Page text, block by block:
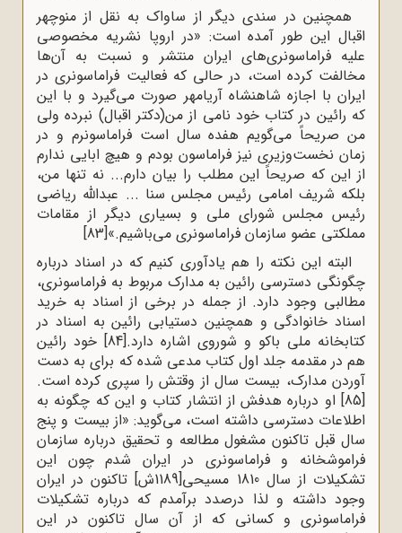
همچنین در سندی دیگر از ساواک به نقل از منوچهر
اقبال این طور آمده است: «در اروپا نشریه مخصوصی
علیه فراماسونری‌های ایران منتشر و نسبت به آن‌ها
مخالفت کرده است، در حالی که فعالیت فراماسونری در
ایران با اجازه شاهنشاه آریامهر صورت می‌گیرد و با این
که رائین در کتاب خود نامی از من(دکتر اقبال) نبرده ولی
من صریحاً می‌گویم هفده سال است فراماسونرم و در
زمان نخست‌وزیری نیز فراماسون بودم و هیچ ابایی ندارم
از این که صریحاً این مطلب را بیان دارم... نه تنها من،
بلکه شریف امامی رئیس مجلس سنا ... عبدالله ریاضی
رئیس مجلس شورای ملی و بسیاری دیگر از مقامات
مملکتی عضو سازمان فراماسونری می‌باشیم.»[83]
البته این نکته را هم یادآوری کنیم که در اسناد درباره
چگونگی دسترسی رائین به مدارک مربوط به فراماسونری،
مطالبی وجود دارد. از جمله در برخی از اسناد به خرید
اسناد خانوادگی و همچنین دستیابی رائین به اسناد در
کتابخانه ملی باکو و شوروی اشاره دارد.[84]
خود رائین
هم در مقدمه جلد اول کتاب مدعی شده که برای به دست
آوردن مدارک، بیست سال از وقتش را سپری کرده است.
[85]
او درباره هدفش از انتشار کتاب و این که چگونه به
اطلاعات دسترسی داشته است، می‌گوید: «از بیست و پنج
سال قبل تاکنون مشغول مطالعه و تحقیق درباره سازمان
فراموشخانه و فراماسونری در ایران شدم چون این
تشکیلات از سال 1810 مسیحی[1189ش] تاکنون در ایران
وجود داشته و لذا درصدد برآمدم که درباره تشکیلات
فراماسونری و کسانی که از آن سال تاکنون در این